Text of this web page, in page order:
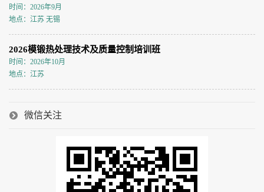
时间：2026年9月
地点：江苏 无锡
2026模锻热处理技术及质量控制培训班
时间：2026年10月
地点：江苏
微信关注